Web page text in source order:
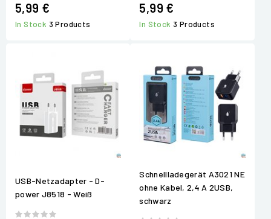
5,99 €
In Stock 3 Products
5,99 €
In Stock 3 Products
USB-Netzadapter - D-
power J8518 - Weiß
Schnellladegerät A3021 NE
ohne Kabel, 2,4 A 2USB,
schwarz